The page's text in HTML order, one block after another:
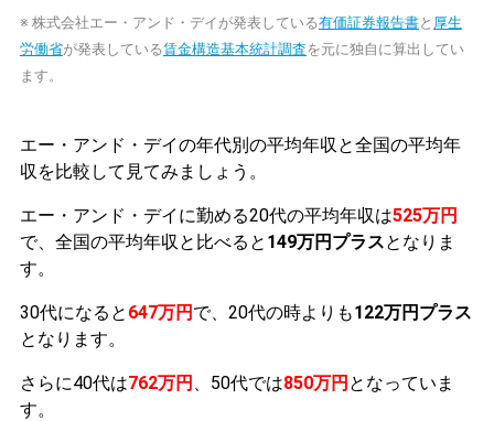
※ 株式会社エー・アンド・デイが発表している有価証券報告書と 厚生
労働省が発表している賃金構造基本統計調査を元に独自に算出してい
ます。
エー・アンド・デイの年代別の平均年収と全国の平均年
収を比較して見てみましょう。
エー・アンド・デイに勤める20代の平均年収は525万円
で、全国の平均年収と比べると 149万円プラスとなりま
す。
30代になると 647万円 で、20代の時よりも122万円プラス
となります。
さらに40代は762万円 、50代では850万円 となっていま
す。